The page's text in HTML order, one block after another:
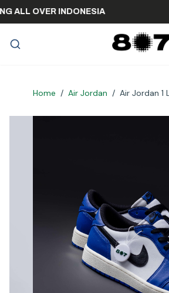
ALL OVER INDONESIA
Home / Air Jordan / Air Jordan 1